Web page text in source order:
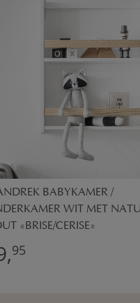
BABYKAMER /
WIT MET
«BRISE/CERISE»
95